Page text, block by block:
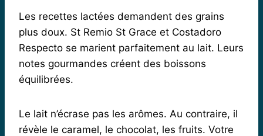
Les recettes lactées demandent des grains
plus doux. St Remio St Grace et Costadoro
Respecto se marient parfaitement au lait. Leurs
notes gourmandes créent des boissons
équilibrées.
Le lait n’écrase pas les arômes. Au contraire, il
révèle le caramel, le chocolat, les fruits. Votre